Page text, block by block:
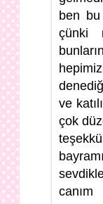
ben
çünki
ve
çok
canım